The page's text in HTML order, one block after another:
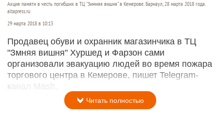
Акция памяти в честь погибших в ТЦ "Зимняя вишня" в Кемерове. Барнаул, 28 марта 2018 года.
altapress.ru
29 марта 2018 в 10:13
Продавец обуви и охранник магазинчика в ТЦ
"Змняя вишня" Хуршед и Фарзон сами
организовали эвакуацию людей во время пожара
торгового центра в Кемерове, пишет Telegram-
канал Mash.
Читать полностью